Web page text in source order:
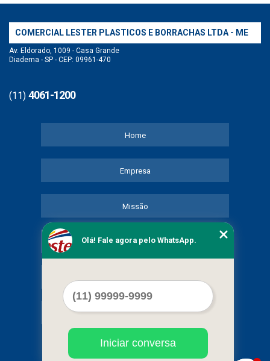
COMERCIAL LESTER PLASTICOS E BORRACHAS LTDA - ME
Av. Eldorado, 1009 - Casa Grande
Diadema - SP - CEP: 09961-470
(11) 4061-1200
Home
Empresa
Missão
Serviços
Mapa do site
Olá! Fale agora pelo WhatsApp.
Iniciar conversa